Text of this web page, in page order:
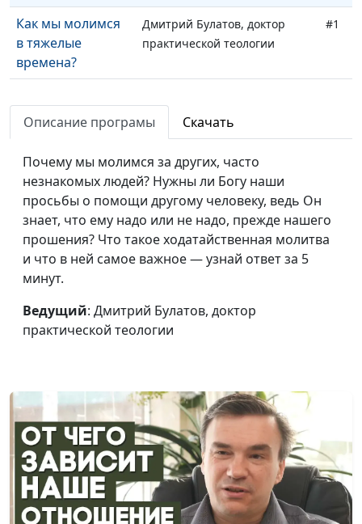
Как мы молимся
в тяжелые
времена?
Дмитрий Булатов, доктор
практической теологии
#1
Описание програмы Скачать
Почему мы молимся за других, часто
незнакомых людей? Нужны ли Богу наши
просьбы о помощи другому человеку, ведь Он
знает, что ему надо или не надо, прежде нашего
прошения? Что такое ходатайственная молитва
и что в ней самое важное — узнай ответ за 5
минут.
Ведущий: Дмитрий Булатов, доктор
практической теологии